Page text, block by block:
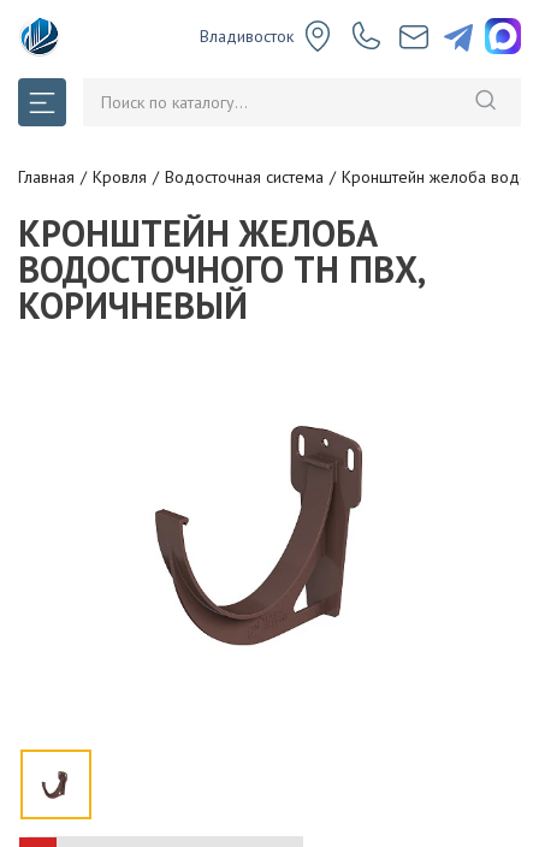
Владивосток
Главная Кровля Водосточная система Кронштейн желоба
КРОНШТЕЙН ЖЕЛОБА
ВОДОСТОЧНОГО ТН ПВХ,
КОРИЧНЕВЫЙ